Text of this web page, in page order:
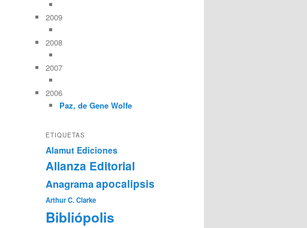
2009
2008
2007
2006
Paz, de Gene Wolfe
ETIQUETAS
Alamut Ediciones
Alianza Editorial
Anagramaapocalipsis
Arthur C. Clarke
Bibliópolis